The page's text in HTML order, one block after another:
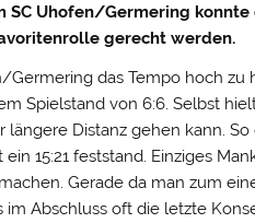
SC Uhofen/Germering
gerecht werden.
das Tempo hoch
Spielstand von 6:6. Selbst
Distanz gehen kann.
15:21 feststand. Einziges
Gerade da man zum
im Abschluss oft die letzte